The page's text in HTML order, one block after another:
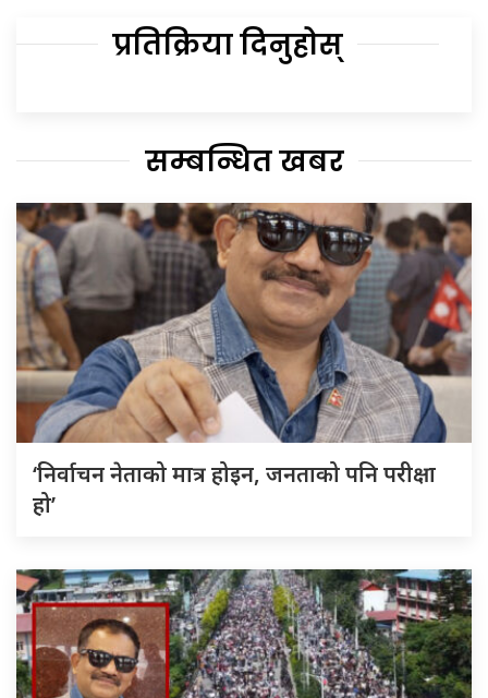
प्रतिक्रिया दिनुहोस्
सम्बन्धित खबर
‘निर्वाचन नेताको मात्र होइन, जनताको पनि परीक्षा
हो’